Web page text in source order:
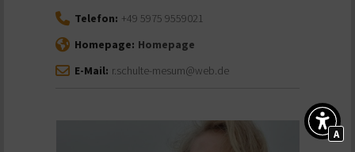
Telefon: +49 5975 9559021
Homepage: Homepage
E-Mail: r.schulte-mesum@web.de
A